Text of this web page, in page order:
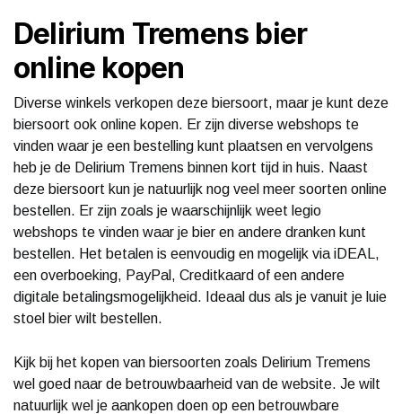
Delirium Tremens bier
online kopen
Diverse winkels verkopen deze biersoort, maar je kunt deze
biersoort ook online kopen. Er zijn diverse webshops te
vinden waar je een bestelling kunt plaatsen en vervolgens
heb je de Delirium Tremens binnen kort tijd in huis. Naast
deze biersoort kun je natuurlijk nog veel meer soorten online
bestellen. Er zijn zoals je waarschijnlijk weet legio
webshops te vinden waar je bier en andere dranken kunt
bestellen. Het betalen is eenvoudig en mogelijk via iDEAL,
een overboeking, PayPal, Creditkaard of een andere
digitale betalingsmogelijkheid. Ideaal dus als je vanuit je luie
stoel bier wilt bestellen.
Kijk bij het kopen van biersoorten zoals Delirium Tremens
wel goed naar de betrouwbaarheid van de website. Je wilt
natuurlijk wel je aankopen doen op een betrouwbare